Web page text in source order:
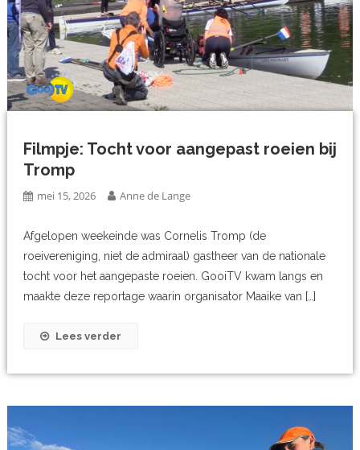
Filmpje: Tocht voor aangepast roeien bij
Tromp
mei 15, 2026 Anne de Lange
Afgelopen weekeinde was Cornelis Tromp (de
roeivereniging, niet de admiraal) gastheer van de nationale
tocht voor het aangepaste roeien. GooiTV kwam langs en
maakte deze reportage waarin organisator Maaike van […]
Lees verder